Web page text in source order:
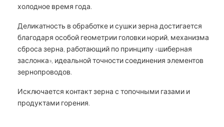
холодное время года.
Деликатность в обработке и сушки зерна достигается
благодаря особой геометрии головки норий, механизма
сброса зерна, работающий по принципу «шиберная
заслонка», идеальной точности соединения элементов
зернопроводов.
Исключается контакт зерна с топочными газами и
продуктами горения.